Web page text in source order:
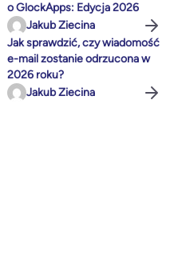
o GlockApps: Edycja 2026
Jakub Ziecina
Jak sprawdzić, czy wiadomość
e-mail zostanie odrzucona w
2026 roku?
Jakub Ziecina